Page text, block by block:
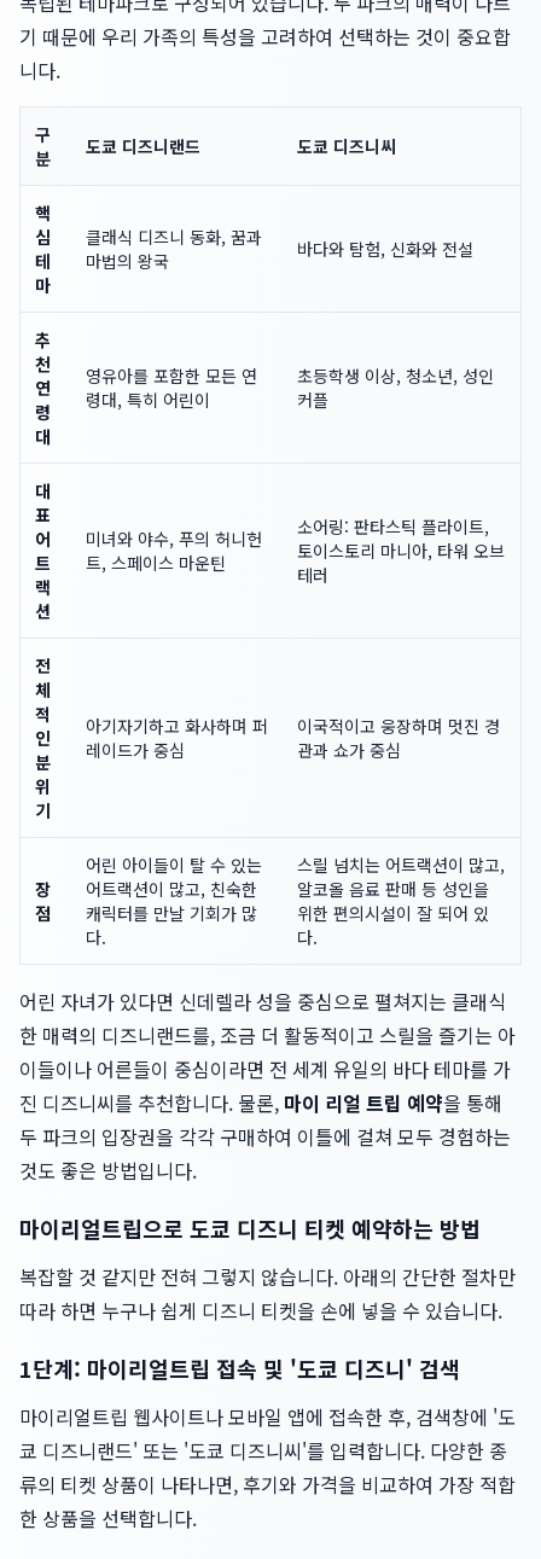
기 때문에 우리 가족의 특성을 고려하여 선택하는 것이 중요합
니다.
구
분
도쿄 디즈니랜드 도쿄 디즈니씨
핵
심
테
마
클래식 디즈니 동화, 꿈과
마법의 왕국
바다와 탐험, 신화와 전설
추
천
연
령
대
영유아를 포함한 모든 연
령대, 특히 어린이
초등학생 이상, 청소년, 성인
커플
대
표
어
트
랙
션
미녀와 야수, 푸의 허니헌
트, 스페이스 마운틴
소어링: 판타스틱 플라이트,
토이스토리 마니아, 타워 오브
테러
전
체
적
인
분
위
기
아기자기하고 화사하며 퍼
레이드가 중심
이국적이고 웅장하며 멋진 경
관과 쇼가 중심
장
점
어린 아이들이 탈 수 있는
어트랙션이 많고, 친숙한
캐릭터를 만날 기회가 많
다.
스릴 넘치는 어트랙션이 많고,
알코올 음료 판매 등 성인을
위한 편의시설이 잘 되어 있
다.
어린 자녀가 있다면 신데렐라 성을 중심으로 펼쳐지는 클래식
한 매력의 디즈니랜드를, 조금 더 활동적이고 스릴을 즐기는 아
이들이나 어른들이 중심이라면 전 세계 유일의 바다 테마를 가
진 디즈니씨를 추천합니다. 물론, 마이 리얼 트립 예약을 통해
두 파크의 입장권을 각각 구매하여 이틀에 걸쳐 모두 경험하는
것도 좋은 방법입니다.
마이리얼트립으로 도쿄 디즈니 티켓 예약하는 방법
복잡할 것 같지만 전혀 그렇지 않습니다. 아래의 간단한 절차만
따라 하면 누구나 쉽게 디즈니 티켓을 손에 넣을 수 있습니다.
1단계: 마이리얼트립 접속 및 '도쿄 디즈니' 검색
마이리얼트립 웹사이트나 모바일 앱에 접속한 후, 검색창에 '도
쿄 디즈니랜드' 또는 '도쿄 디즈니씨'를 입력합니다. 다양한 종
류의 티켓 상품이 나타나면, 후기와 가격을 비교하여 가장 적합
한 상품을 선택합니다.